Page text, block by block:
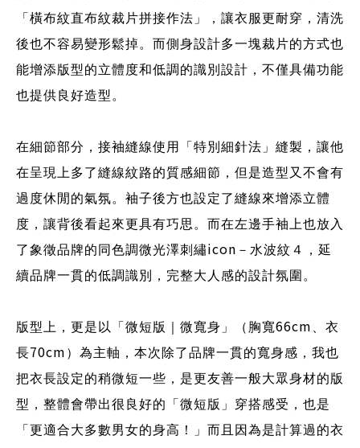
「橫布紋直布紋裁片拼接作法」，讓衣服更耐穿，清洗
後也不容易變形鬆掉。而側身設計多一塊裁片的方式也
能增添版型的立體度和低調的識別設計，不僅具備功能
也提供良好造型。
在細節部分，接袖縫線使用「特別細針法」縫製，讓他
在呈現上多了縫線紋路的質感細節，但是造型又不會有
過度休閒的氣氛。袖子後方也設定了縫線來增添立體
度，讓背後看起來更具有巧思。而在左邊手袖上也放入
了象徵品牌的同色調微光澤刺繡icon －水波紋４，延
續品牌一貫的低調識別，完整大人感的設計氛圍。
版型上，更是以「微短版｜微寬身」（胸寬66cm
、衣
長70cm ）為主軸，本次除了品牌一貫的寬身感，我也
把衣長設定的稍微短一些，是更友善一般大眾身材的版
型，整體會帶出很良好的「微短版」穿搭感受，也是
「更適合大多數男女的身高！」而且因為是計算過的衣